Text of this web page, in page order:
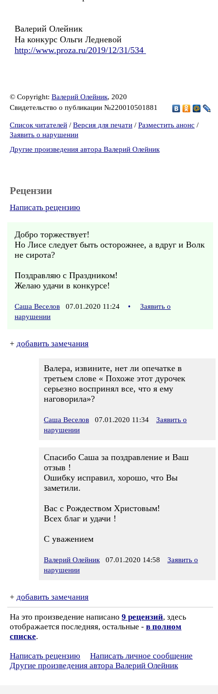
Валерий Олейник
На конкурс Ольги Ледневой
http://www.proza.ru/2019/12/31/534
© Copyright: Валерий Олейник, 2020
Свидетельство о публикации №220010501881
Список читателей / Версия для печати / Разместить анонс /
Заявить о нарушении
Другие произведения автора Валерий Олейник
Рецензии
Написать рецензию
Добро торжествует!
Но Лисе следует быть осторожнее, а вдруг и Волк
не сирота?
Поздравляю с Праздником!
Желаю удачи в конкурсе!
Саша Веселов 07.01.2020 11:24 •
Заявить о
нарушении
+ добавить замечания
Валера, извините, нет ли опечатке в
третьем слове « Похоже этот дурочек
серьезно воспринял все, что я ему
наговорила»?
Саша Веселов 07.01.2020 11:34
Заявить о
нарушении
Спасибо Саша за поздравление и Ваш
отзыв !
Ошибку исправил, хорошо, что Вы
заметили.
Вас с Рождеством Христовым!
Всех благ и удачи !
С уважением
Валерий Олейник 07.01.2020 14:58
Заявить о
нарушении
+ добавить замечания
На это произведение написано 9 рецензий, здесь
отображается последняя, остальные - в полном
списке.
Написать рецензию
Написать личное сообщение
Другие произведения автора Валерий Олейник